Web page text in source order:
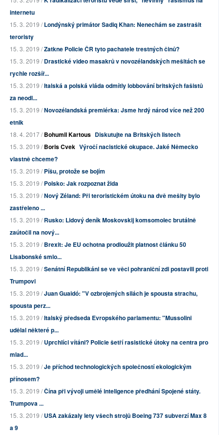
internetu
15. 3. 2019 /Londýnský primátor Sadiq Khan: Nenechám se zastrašit
teroristy
15. 3. 2019 /Zatkne Policie ČR tyto pachatele trestných činů?
15. 3. 2019 /Drastické video masakrů v novozélandských mešitách se
rychle rozšíř...
15. 3. 2019 /Italská a polská vláda odmítly lobbování britských fašistů
za neodl...
15. 3. 2019 /Novozélandská premiérka: Jsme hrdý národ více než 200
etnik
18. 4. 2017 /Bohumil Kartous Diskutujte na Britských listech
15. 3. 2019 /Boris Cvek Výročí nacistické okupace. Jaké Německo
vlastně chceme?
15. 3. 2019 /Píšu, protože se bojím
15. 3. 2019 /Polsko: Jak rozpoznat žida
15. 3. 2019 /Nový Zéland: Při teroristickém útoku na dvě mešity bylo
zastřeleno ...
15. 3. 2019 /Rusko: Lidový deník Moskovskij komsomolec brutálně
zaútočil na nový...
15. 3. 2019 /Brexit: Je EU ochotna prodloužit platnost článku 50
Lisabonské smlo...
15. 3. 2019 /Senátní Republikáni se ve věci pohraniční zdi postavili proti
Trumpovi
15. 3. 2019 /Juan Guaidó: "V ozbrojených silách je spousta strachu,
spousta perz...
15. 3. 2019 /Italský předseda Evropského parlamentu: "Mussolini
udělal některé p...
15. 3. 2019 /Uprchlíci vítáni? Policie šetří rasistické útoky na centra pro
mlad...
15. 3. 2019 /Je příchod technologických společností ekologickým
přínosem?
15. 3. 2019 /Čína při vývoji umělé inteligence předhání Spojené státy.
Trumpova ...
15. 3. 2019 /USA zakázaly lety všech strojů Boeing 737 subverzí Max 8
a 9